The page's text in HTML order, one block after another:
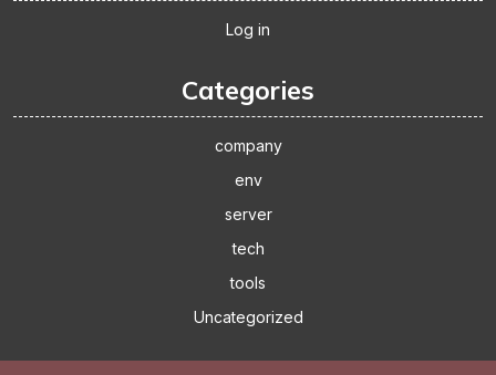
Log in
Categories
company
env
server
tech
tools
Uncategorized